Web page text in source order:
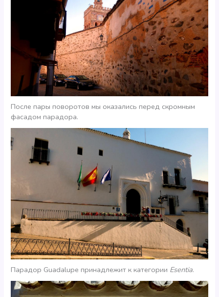
После пары поворотов мы оказались перед скромным
фасадом парадора.
Парадор Guadalupe принадлежит к категории Esentia.